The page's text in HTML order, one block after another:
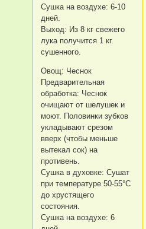
Сушка на воздухе: 6-10
дней.
Выход: Из 8 кг свежего
лука получится 1 кг.
сушенного.
Овощ: Чеснок
Предварительная
обработка: Чеснок
очищают от шелушек и
моют. Половинки зубков
укладывают срезом
вверх (чтобы меньше
вытекал сок) на
противень.
Сушка в духовке: Сушат
при температуре 50-55°C
до хрустящего
состояния.
Сушка на воздухе: 6